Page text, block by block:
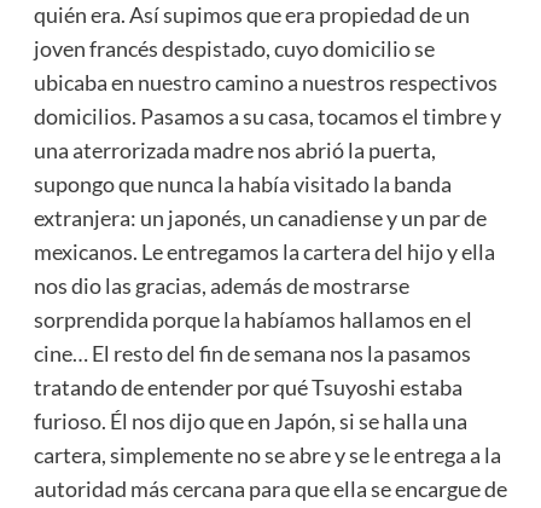
quién era. Así supimos que era propiedad de un
joven francés despistado, cuyo domicilio se
ubicaba en nuestro camino a nuestros respectivos
domicilios. Pasamos a su casa, tocamos el timbre y
una aterrorizada madre nos abrió la puerta,
supongo que nunca la había visitado la banda
extranjera: un japonés, un canadiense y un par de
mexicanos. Le entregamos la cartera del hijo y ella
nos dio las gracias, además de mostrarse
sorprendida porque la habíamos hallamos en el
cine… El resto del fin de semana nos la pasamos
tratando de entender por qué Tsuyoshi estaba
furioso. Él nos dijo que en Japón, si se halla una
cartera, simplemente no se abre y se le entrega a la
autoridad más cercana para que ella se encargue de